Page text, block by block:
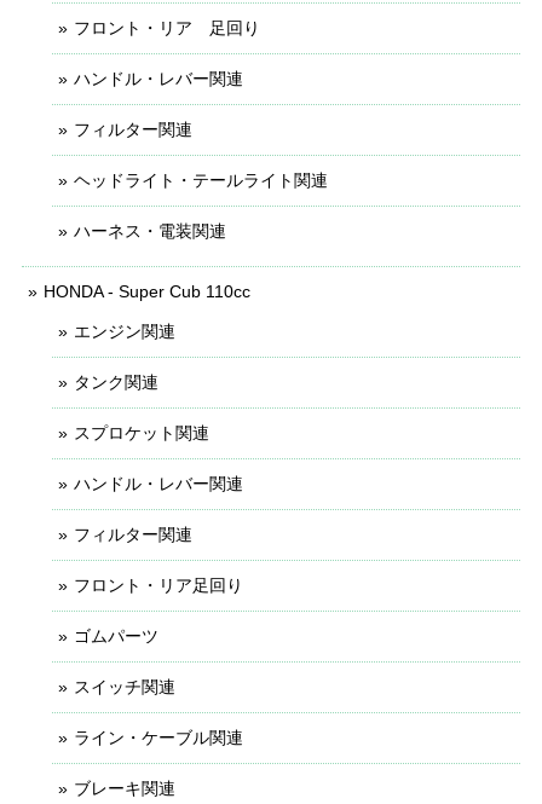
フロント・リア 足回り
ハンドル・レバー関連
フィルター関連
ヘッドライト・テールライト関連
ハーネス・電装関連
HONDA - Super Cub 110cc
エンジン関連
タンク関連
スプロケット関連
ハンドル・レバー関連
フィルター関連
フロント・リア足回り
ゴムパーツ
スイッチ関連
ライン・ケーブル関連
ブレーキ関連